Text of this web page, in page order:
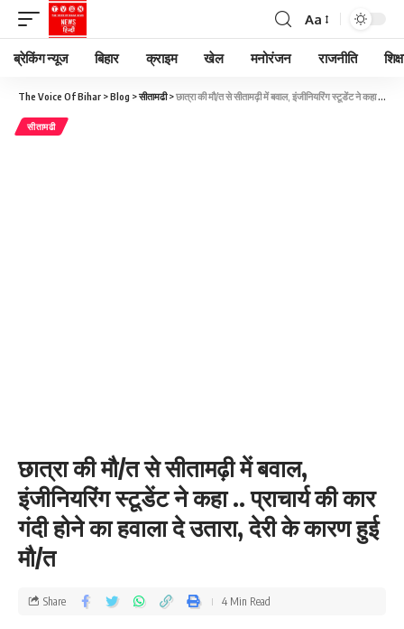
Aa
ब्रेकिंग न्यूज बिहार क्राइम खेल मनोरंजन राजनीति
The Voice Of Bihar >Blog >सीतामढी>छात्रा की मौ/त से सीतामढ़ी में बवाल, इंजीनियरिंग स्टूडेंट ने कहा .. प्राचार्य की कार गंदी होने का हवाला दे उतारा, देरी के कारण हुई मौ/त
सीतामढी
छात्रा की मौ/त से सीतामढ़ी में बवाल,
इंजीनियरिंग स्टूडेंट ने कहा .. प्राचार्य की कार
गंदी होने का हवाला दे उतारा, देरी के कारण हुई
मौ/त
Share 4 Min Read